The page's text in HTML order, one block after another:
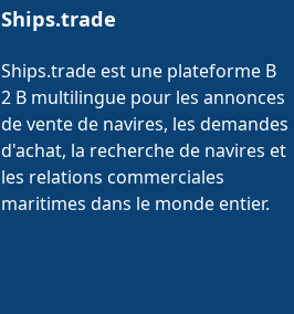
Ships.trade
Ships.trade est une plateforme B
2 B multilingue pour les annonces
de vente de navires, les demandes
d'achat, la recherche de navires et
les relations commerciales
maritimes dans le monde entier.